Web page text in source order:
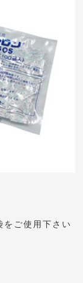
をご使用下さい